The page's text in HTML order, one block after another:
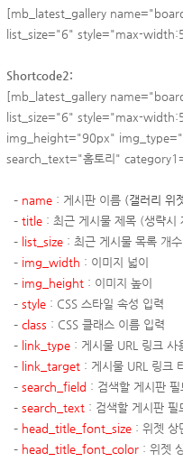
[mb_latest_gallery
list_size="6" style="max-
Shortcode2:
[mb_latest_gallery
list_size="6" style="max-
img_height="90px"
search_text="홈토리"
– name : 게시판 이름 (갤러리 위
– title : 최근 게시물 제목 (생략시
– list_size : 최근 게시물 목록 개수
– img_width : 이미지 넓이
– img_height : 이미지 높이
– style : CSS 스타일 속성 입력
– class : CSS 클래스 이름 입력
– link _type : 게시물 URL 링크 사
– link_target : 게시물 URL 링크
– search_field : 검색할 게시판 필
– search_text : 검색할 게시판 필
– head_title_font_size : 위젯 상
– head_title_font_color : 위젯